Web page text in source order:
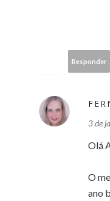
Responder
3 de
Olá
O
ano